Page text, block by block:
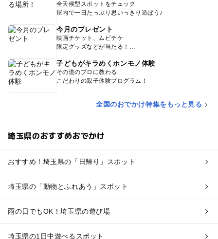
全天候型スポットをチェック
屋内で一日たっぷり思いっきり遊ぼう♪
今月のプレゼント
映画チケット、ムビチケ
限定グッズなどが当たる！
子どもがキラめくホンモノ体験
その道のプロに教わる
こだわりの親子体験プログラム！
全国のおでかけ特集をもっと見る
埼玉県のおすすめおでかけ
おすすめ！埼玉県の「日帰り」スポット
埼玉県の「動物とふれあう」スポット
雨の日でもOK！埼玉県の遊び場
埼玉県の1日中遊べるスポット